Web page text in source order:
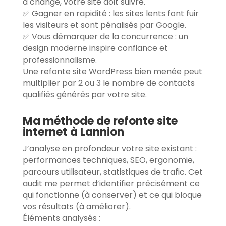
✅ Gagner en rapidité : les sites lents font fuir
les visiteurs et sont pénalisés par Google.
✅ Vous démarquer de la concurrence : un
design moderne inspire confiance et
professionnalisme.
Une refonte site WordPress bien menée peut
multiplier par 2 ou 3 le nombre de contacts
qualifiés générés par votre site.
Ma méthode de refonte site
internet à Lannion
J’analyse en profondeur votre site existant :
performances techniques, SEO, ergonomie,
parcours utilisateur, statistiques de trafic. Cet
audit me permet d’identifier précisément ce
qui fonctionne (à conserver) et ce qui bloque
vos résultats (à améliorer).
Éléments analysés :